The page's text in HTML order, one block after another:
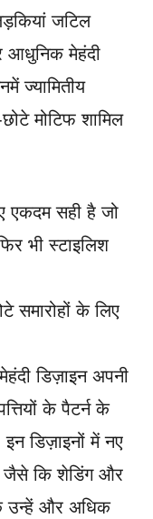
जटिल
आधुनिक मेहंदी
ज्यामितीय
मोटिफ शामिल
एकदम सही है जो
भी स्टाइलिश
समारोहों के लिए
डिज़ाइन अपनी
के पैटर्न के
डिज़ाइनों में नए
जैसे कि शेडिंग और
उन्हें और अधिक